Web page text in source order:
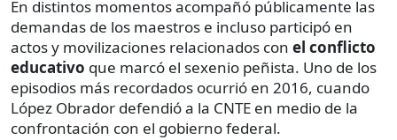
En distintos momentos acompañó públicamente las
demandas de los maestros e incluso participó en
actos y movilizaciones relacionados con el conflicto
educativo que marcó el sexenio peñista. Uno de los
episodios más recordados ocurrió en 2016, cuando
López Obrador defendió a la CNTE en medio de la
confrontación con el gobierno federal.